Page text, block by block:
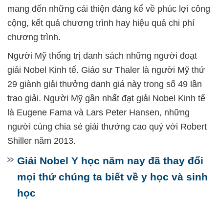
mang đến những cải thiện đáng kể về phúc lợi công
cộng, kết quả chương trình hay hiệu quả chi phí
chương trình.
Người Mỹ thống trị danh sách những người đoạt
giải Nobel Kinh tế. Giáo sư Thaler là người Mỹ thứ
29 giành giải thưởng danh giá này trong số 49 lần
trao giải. Người Mỹ gần nhất đạt giải Nobel Kinh tế
là Eugene Fama và Lars Peter Hansen, những
người cùng chia sẻ giải thưởng cao quý với Robert
Shiller năm 2013.
Giải Nobel Y học năm nay đã thay đổi
mọi thứ chúng ta biết về y học và sinh
học